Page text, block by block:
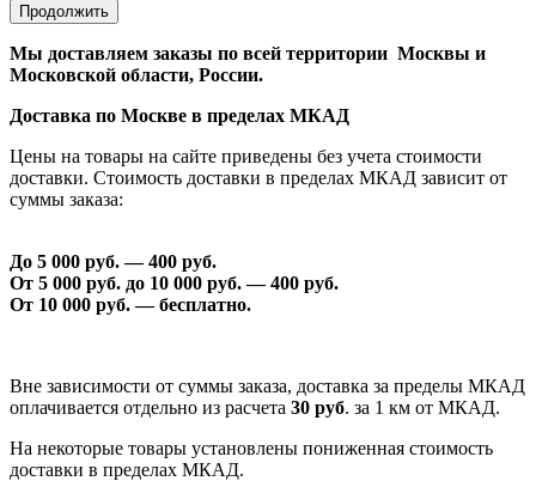
Продолжить
Мы доставляем заказы по всей территории Москвы и
Московской области, России.
Доставка по Москве в пределах МКАД
Цены на товары на сайте приведены без учета стоимости
доставки. Стоимость доставки в пределах МКАД зависит от
суммы заказа:
До 5 000 руб. —400 руб.
От 5 000 руб. до 10 000 руб. —400 руб.
От 10 000 руб. — бесплатно.
Вне зависимости от суммы заказа, доставка за пределы МКАД
оплачивается отдельно из расчета 30 руб. за 1 км от МКАД.
На некоторые товары установлены пониженная стоимость
доставки в пределах МКАД.